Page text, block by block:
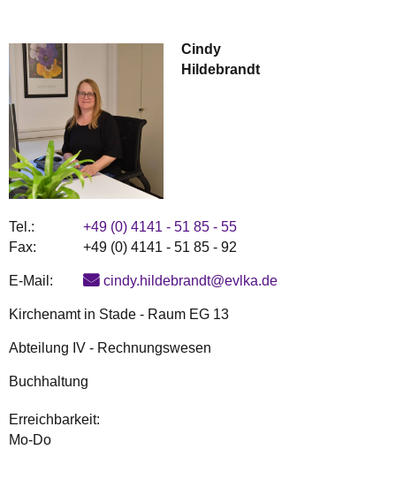
Cindy
Hildebrandt
Tel.:
+49 (0) 4141 - 51 85 - 55
Fax:
+49 (0) 4141 - 51 85 - 92
E-Mail: cindy.hildebrandt@evlka.de
Kirchenamt in Stade - Raum EG 13
Abteilung IV - Rechnungswesen
Buchhaltung
Erreichbarkeit:
Mo-Do